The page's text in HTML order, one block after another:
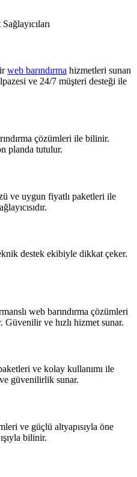
web barındırma hizmetleri sunan
ve 24/7 müşteri desteği ile
çözümleri ile bilinir.
planda tutulur.
ve uygun fiyatlı paketleri ile
destek ekibiyle dikkat çeker.
web barındırma çözümleri
Güvenilir ve hızlı hizmet sunar.
ve kolay kullanımı ile
güvenilirlik sunar.
ve güçlü altyapısıyla öne
bilinir.